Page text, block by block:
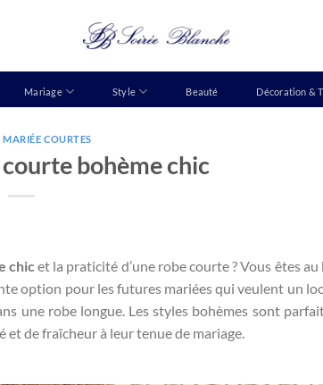
Mariage Style Beauté Décoration &
MARIÉE COURTES
bohème chic
chic et la praticité d’une robe courte ? Vous êtes
option pour les futures mariées qui veulent un
une robe longue. Les styles bohèmes sont
de fraîcheur à leur tenue de mariage.